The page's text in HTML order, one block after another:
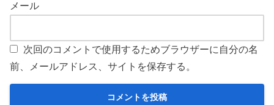
メール
次回のコメントで使用するためブラウザーに自分の名
前、メールアドレス、サイトを保存する。